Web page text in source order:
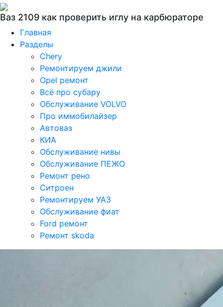
Ваз 2109 как проверить иглу на карбюраторе
Главная
Разделы
Chery
Ремонтируем джили
Opel ремонт
Всё про субару
Обслуживание VOLVO
Про иммобилайзер
Автоваз
КИА
Обслуживание нивы
Обслуживание ПЕЖО
Ремонт рено
Ситроен
Ремонтируем УАЗ
Обслуживание фиат
Ford ремонт
Ремонт skoda